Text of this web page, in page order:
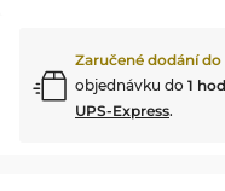
Zaručené dodání do
objednávku do 1
UPS-Express.